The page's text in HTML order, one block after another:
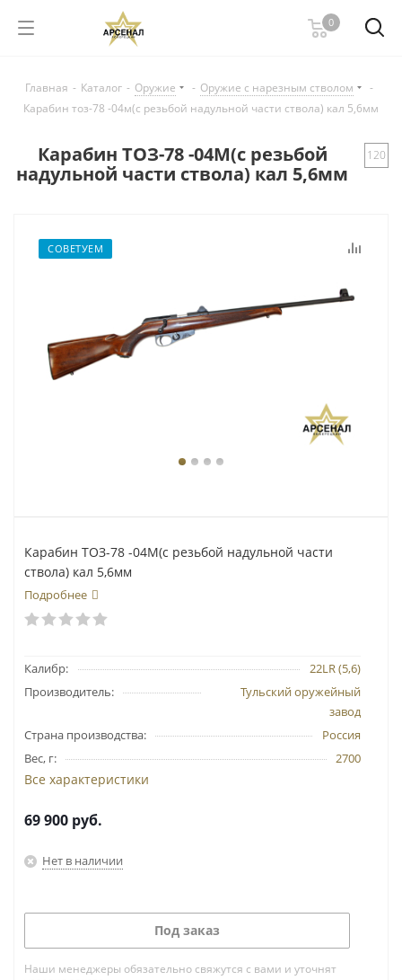
0
Главная - Каталог - Оружие - Оружие с нарезным стволом
-
Карабин тоз-78 -04м(с резьбой надульной части ствола) кал 5,6мм
Карабин ТОЗ-78 -04М(с резьбой
надульной части ствола) кал 5,6мм
120
СОВЕТУЕМ
Карабин ТОЗ-78 -04М(с резьбой надульной части
ствола) кал 5,6мм
Подробнее
Калибр:
22LR (5,6)
Производитель:
Тульский оружейный
завод
Страна производства:
Россия
Вес, г:
2700
Все характеристики
69 900 руб.
Нет в наличии
Под заказ
Наши менеджеры обязательно свяжутся с вами и уточнят